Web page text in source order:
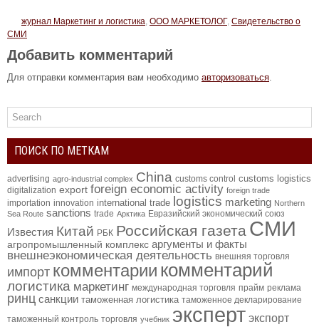
журнал Маркетинг и логистика, ООО МАРКЕТОЛОГ, Свидетельство о
СМИ
Добавить комментарий
Для отправки комментария вам необходимо авторизоваться.
ПОИСК ПО МЕТКАМ
advertising agro-industrial complex China customs control customs logistics
digitalization export foreign economic activity foreign trade
importation innovation international trade logistics marketing Northern
Sea Route sanctions trade Арктика Евразийский экономический союз
Известия Китай РБК Российская газета СМИ
агропромышленный комплекс аргументы и факты
внешнеэкономическая деятельность внешняя торговля
импорт комментарии комментарий
логистика маркетинг международная торговля прайм реклама
ринц санкции таможенная логистика таможенное декларирование
таможенный контроль торговля учебник эксперт экспорт